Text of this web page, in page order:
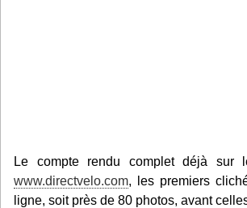
Le compte rendu complet déjà
www.directvelo.com, les premiers
ligne, soit près de 80 photos, avant